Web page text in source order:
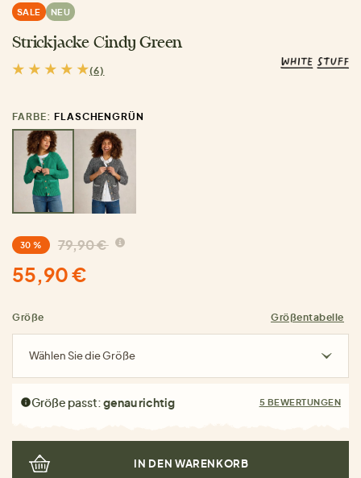
SALE NEU
Strickjacke Cindy Green
(6)
FARBE: FLASCHENGRÜN
30 % 79,90 €
55,90 €
Größe Größentabelle
Wählen Sie die Größe
Größe passt:genau richtig 5 BEWERTUNGEN
IN DEN WARENKORB